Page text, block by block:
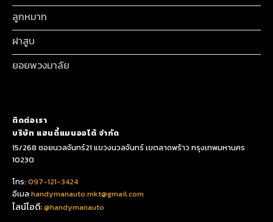
ลูกหมาก
ฝาสูบ
ยอยพวงมาลัย
ติดต่อเรา
บริษัท แฮนดี้แมนออโต้ จำกัด
15/268 ซอยนวลจันทร์21 แขวงนวลจันทร์ เขตลาดพร้าว กรุงเทพมหานคร
10230
โทร:097-121-3424
อีเมลhandymanauto.mkt@gmail.com
ไลน์ไอดี:@handymanauto